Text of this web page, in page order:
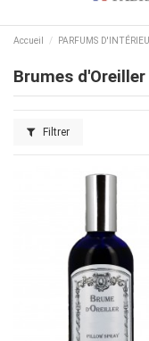
Accueil PARFUMS
Brumes d'Oreiller
Filtrer